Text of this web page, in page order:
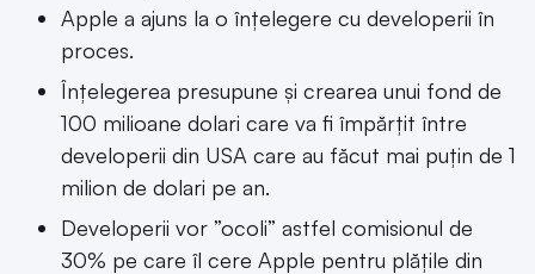
Apple a ajuns la o înțelegere cu developerii în
proces.
Înțelegerea presupune și crearea unui fond de
100 milioane dolari care va fi împărțit între
developerii din USA care au făcut mai puțin de 1
milion de dolari pe an.
Developerii vor ”ocoli” astfel comisionul de
30% pe care îl cere Apple pentru plățile din